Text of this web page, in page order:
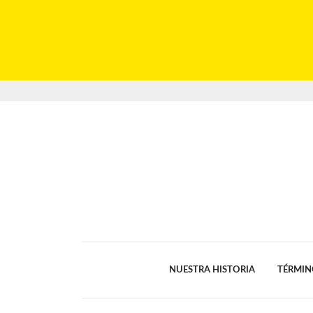
NUESTRA HISTORIA